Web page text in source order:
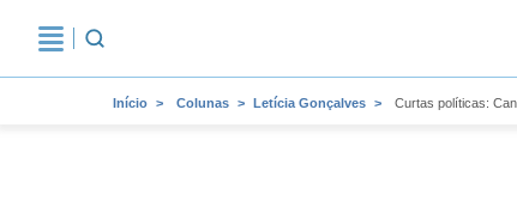
Início Colunas Letícia Gonçalves Curtas políticas: